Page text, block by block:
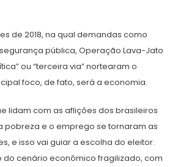
de 2018, na qual demandas como
pública, Operação Lava-Jato
ou “terceira via” nortearam o
foco, de fato, será a economia.
lidam com as aflições dos brasileiros
pobreza e o emprego se tornaram as
e isso vai guiar a escolha do eleitor.
do cenário econômico fragilizado, com